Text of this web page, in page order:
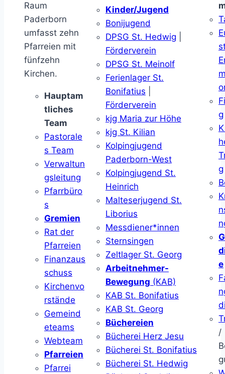
Raum
Paderborn
umfasst zehn
Pfarreien mit
fünfzehn
Kirchen.
Hauptam
tliches
Team
Pastorale
s Team
Verwaltun
gsleitung
Pfarrbüro
s
Gremien
Rat der
Pfarreien
Finanzaus
schuss
Kirchenvo
rstände
Gemeind
eteams
Webteam
Pfarreien
Pfarrei
Kinder/Jugend
Bonijugend
DPSG St. Hedwig
Förderverein
DPSG St. Meinolf
Ferienlager St.
Bonifatius
Förderverein
kjg Maria zur Höhe
kjg St. Kilian
Kolpingjugend
Paderborn-West
Kolpingjugend St.
Heinrich
Malteserjugend St.
Liborius
Messdiener*innen
Sternsingen
Zeltlager St. Georg
Arbeitnehmer-
Bewegung (KAB)
KAB St. Bonifatius
KAB St. Georg
Büchereien
Bücherei Herz Jesu
Bücherei St. Bonifatius
Bücherei St. Hedwig
g
g
e
/